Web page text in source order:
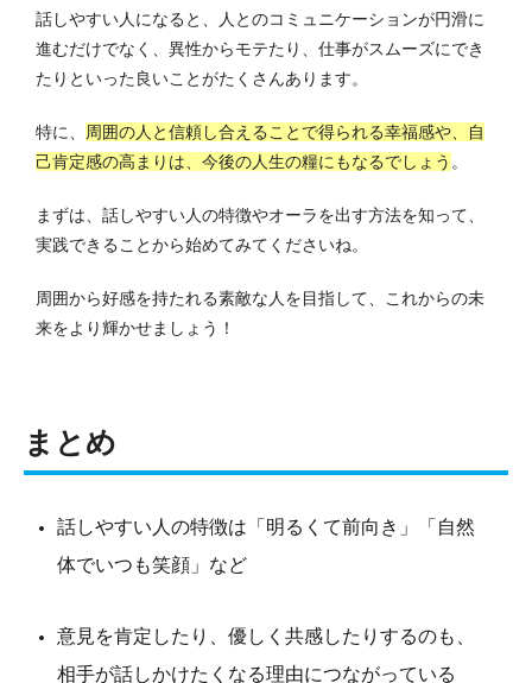
話しやすい人になると、人とのコミュニケーションが円滑に
進むだけでなく、異性からモテたり、仕事がスムーズにでき
たりといった良いことがたくさんあります。
特に、 周囲の人と信頼し合えることで得られる幸福感や、自
己肯定感の高まりは、今後の人生の糧にもなるでしょう 。
まずは、話しやすい人の特徴やオーラを出す方法を知って、
実践できることから始めてみてくださいね。
周囲から好感を持たれる素敵な人を目指して、これからの未
来をより輝かせましょう！
まとめ
話しやすい人の特徴は「明るくて前向き」「自然
体でいつも笑顔」など
意見を肯定したり、優しく共感したりするのも、
相手が話しかけたくなる理由につながっている